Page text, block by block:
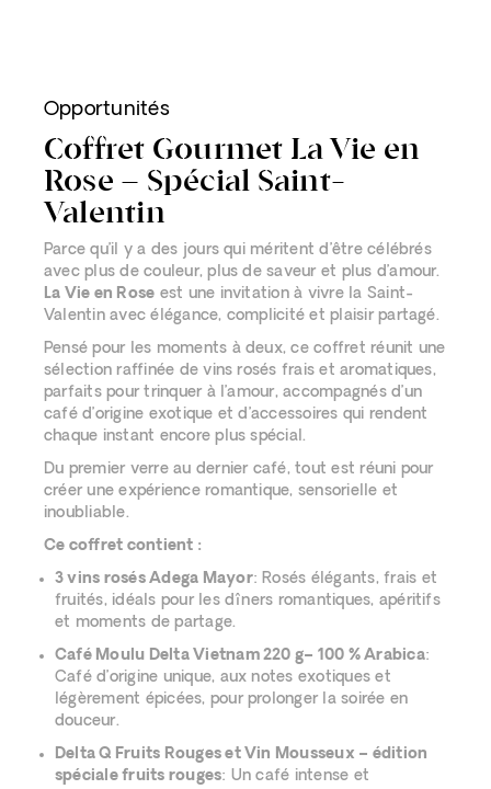
Opportunités
Coffret Gourmet La Vie en
Rose – Spécial Saint-
Valentin
Parce qu’il y a des jours qui méritent d’être célébrés
avec plus de couleur, plus de saveur et plus d’amour.
La Vie en Rose est une invitation à vivre la Saint-
Valentin avec élégance, complicité et plaisir partagé.
Pensé pour les moments à deux, ce coffret réunit une
sélection raffinée de vins rosés frais et aromatiques,
parfaits pour trinquer à l’amour, accompagnés d’un
café d’origine exotique et d’accessoires qui rendent
chaque instant encore plus spécial.
Du premier verre au dernier café, tout est réuni pour
créer une expérience romantique, sensorielle et
inoubliable.
Ce coffret contient :
3 vins rosés Adega Mayor: Rosés élégants, frais et
fruités, idéals pour les dîners romantiques, apéritifs
et moments de partage.
Café Moulu Delta Vietnam 220 g– 100 % Arabica:
Café d’origine unique, aux notes exotiques et
légèrement épicées, pour prolonger la soirée en
douceur.
Delta Q Fruits Rouges et Vin Mousseux – édition
spéciale fruits rouges: Un café intense et